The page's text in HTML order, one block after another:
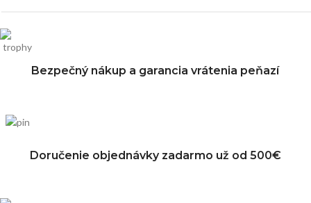
Doručenie objednávky zadarmo už od 500€
Bezpečný nákup a garancia vrátenia peňazí